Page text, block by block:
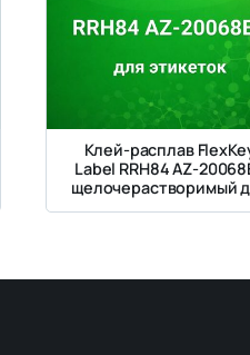
Клей-расплав
Label RRH84 AZ-
щелочерастворимый
этикеток